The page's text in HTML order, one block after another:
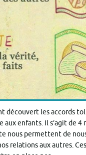
découvert les accords
enfants. Il s’agit de 4
nous permettent de
relations aux autres.